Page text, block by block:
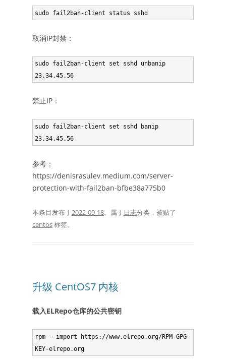
sudo fail2ban-client status sshd
取消IP封禁：
sudo fail2ban-client set sshd unbanip
23.34.45.56
禁止IP：
sudo fail2ban-client set sshd banip
23.34.45.56
参考：
https://denisrasulev.medium.com/server-
protection-with-fail2ban-bfbe38a775b0
本条目发布于2022-09-18。属于日志分类，被贴了
centos标签。
升级 CentOS7 内核
载入ELRepo仓库的公共密钥
rpm --import https://www.elrepo.org/RPM-GPG-